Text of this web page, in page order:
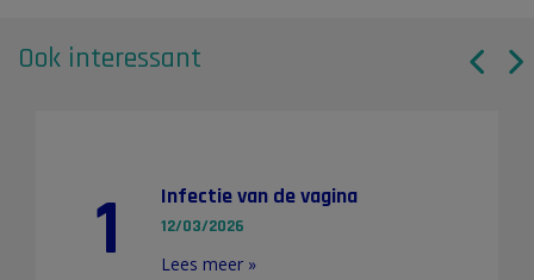
Ook interessant
1 Infectie van de vagina
12/03/2026
Lees meer »